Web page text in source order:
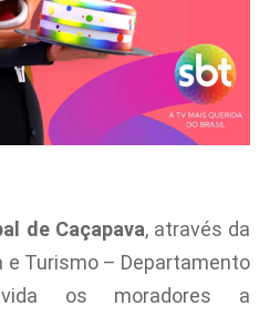
de Caçapava, através da
e Turismo – Departamento
os moradores a